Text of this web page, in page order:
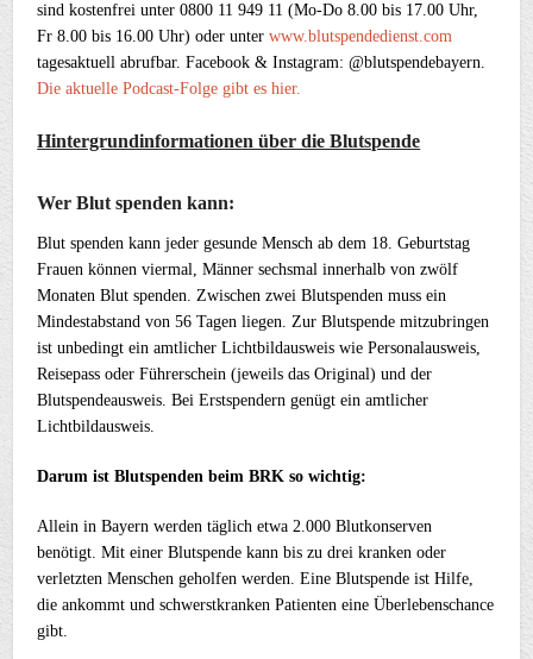
sind kostenfrei unter 0800 11 949 11 (Mo-Do 8.00 bis 17.00 Uhr,
Fr 8.00 bis 16.00 Uhr) oder unterwww.blutspendedienst.com
tagesaktuell abrufbar. Facebook & Instagram: @blutspendebayern.
Die aktuelle Podcast-Folge gibt es hier.
Hintergrundinformationen über die Blutspende
Wer Blut spenden kann:
Blut spenden kann jeder gesunde Mensch ab dem 18. Geburtstag
Frauen können viermal, Männer sechsmal innerhalb von zwölf
Monaten Blut spenden. Zwischen zwei Blutspenden muss ein
Mindestabstand von 56 Tagen liegen. Zur Blutspende mitzubringen
ist unbedingt ein amtlicher Lichtbildausweis wie Personalausweis,
Reisepass oder Führerschein (jeweils das Original) und der
Blutspendeausweis. Bei Erstspendern genügt ein amtlicher
Lichtbildausweis.
Darum ist Blutspenden beim BRK so wichtig:
Allein in Bayern werden täglich etwa 2.000 Blutkonserven
benötigt. Mit einer Blutspende kann bis zu drei kranken oder
verletzten Menschen geholfen werden. Eine Blutspende ist Hilfe,
die ankommt und schwerstkranken Patienten eine Überlebenschance
gibt.